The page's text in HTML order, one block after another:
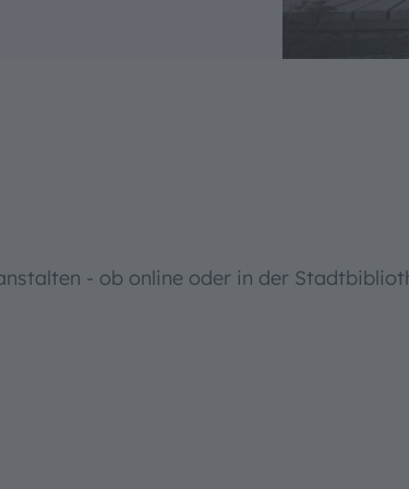
- ob online oder in der